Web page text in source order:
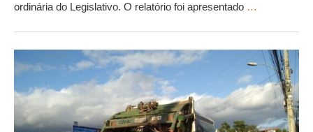
ordinária do Legislativo. O relatório foi apresentado …